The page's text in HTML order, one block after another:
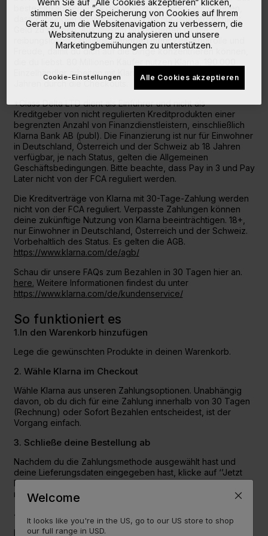
beste Einkaufserlebnis der Welt zu schaffen. Wir glauben,
dass Zahlungen so viel mehr sind als nur eine Möglichkeit
Geld zu senden. Aus diesem Grund geben dir die
reibungslosen Zahlungsmethoden mehr Zeit, Kontrolle und
Freude, damit du dich auf die Dinge konzentrieren können,
Einzelhändler arbeiten mit Klarna und sie powern seit 15
Jahren durch die Checkouts.
*Class Delta LTD dient als Einführer und nicht als
Kreditgeber von nicht regulierten Kreditprodukten einer
begrenzten Anzahl von Finanzdienstleistern, einschließlich
Klarna Bank AB (publ). Die Finanzierung ist nur für Einwohner
in Deutschland, Österreich und der Schweiz ab 18 Jahren
verfügbar, je nach Status, gelten die Allgemeinen
Geschäftsbedingungen. Bitte beachte, dass Pay in 3 und Pay
Later nicht von der FCA reguliert werden.
Die Kreditverträge von Klarna mit 30-Tage-Zahlung werden
nicht von der FCA reguliert. Verpasste Zahlungen können
deine zukünftige Nutzung von Klarna beeinträchtigen. 18+,
nur Einwohner in Deutschland, Österreich und der Schweiz.
Vorbehaltlich des Status. Es gelten die AGB.
https://www.klarna.com/de/agb/
Schau dir unsere FAQs zum Bezahlen in 30 Tagen hier an.
here. Weitere Informationen findest du unter
https://www.klarna.com/de/kundenservice/
So funktioniert es
1.In den Warenkorb hinzufügen
Lege die gewünschten Produkte in deinen Warenkorb.
2. Wähle Klarna im Checkout
Wähle Klarna aus unseren Zahlungsoptionen. Unabhängig
davon, ob du dich für eine Zahlung innerhalb von 30 Tagen
(Rechnung) oder Sofort Bezahlen entscheidest, ist der
Vorgang einfach.
3. Schließe deine Bestellung ab
Nachdem du die Zahlungsmethode ausgewählt hast und
deine Lieferungsdaten eingegeben hast, klicke auf ‘’Jetzt
Bezahlen’’ um deine Bestellung aufzugeben. Jetzt einfach
nur noch auf die Lieferung deiner Bestellung warten…
4. Später bezahlen
Klarna schickt dir eine E-Mail mit allen Details zur
Wenn Sie auf „Alle Cookies akzeptieren“ klicken,
stimmen Sie der Speicherung von Cookies auf Ihrem
Gerät zu, um die Websitenavigation zu verbessern, die
Websitenutzung zu analysieren und unsere
Marketingbemühungen zu unterstützen.
Alle Cookies akzeptieren
Cookie-Einstellungen
Welcome
It looks like you're in the US, go to our US store to shop
our full range in USD.